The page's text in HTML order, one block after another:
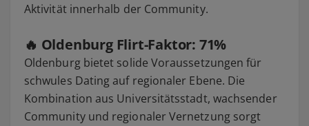
Aktivität innerhalb der Community.
🔥 Oldenburg Flirt-Faktor: 71%
Oldenburg bietet solide Voraussetzungen für
schwules Dating auf regionaler Ebene. Die
Kombination aus Universitätsstadt, wachsender
Community und regionaler Vernetzung sorgt